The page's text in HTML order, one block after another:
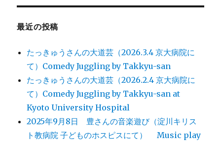
象:
最近の投稿
たっきゅうさんの大道芸（2026.3.4 京大病院に
て）Comedy Juggling by Takkyu-san
たっきゅうさんの大道芸（2026.2.4 京大病院に
て）Comedy Juggling by Takkyu-san at
Kyoto University Hospital
2025年9月8日 豊さんの音楽遊び（淀川キリス
ト教病院 子どものホスピスにて） Music play